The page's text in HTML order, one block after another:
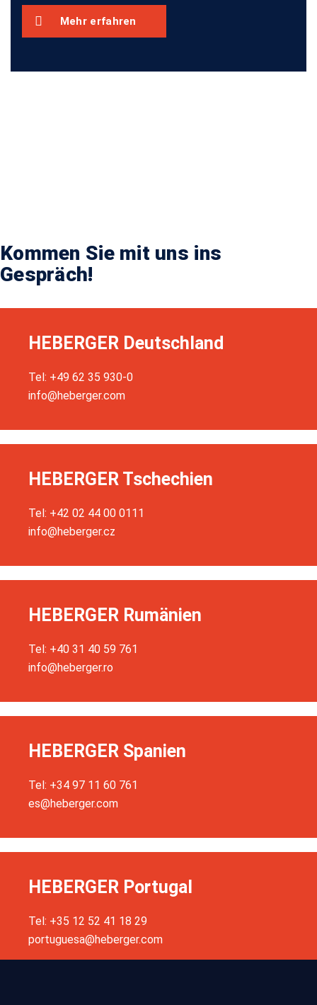
Mehr erfahren
Kommen Sie mit uns ins
Gespräch!
HEBERGER Deutschland
Tel: +49 62 35 930-0
info@heberger.com
HEBERGER Tschechien
Tel: +42 02 44 00 0111
info@heberger.cz
HEBERGER Rumänien
Tel: +40 31 40 59 761
info@heberger.ro
HEBERGER Spanien
Tel: +34 97 11 60 761
es@heberger.com
HEBERGER Portugal
Tel: +35 12 52 41 18 29
portuguesa@heberger.com